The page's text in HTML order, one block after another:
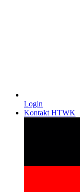
Login
Kontakt HTWK